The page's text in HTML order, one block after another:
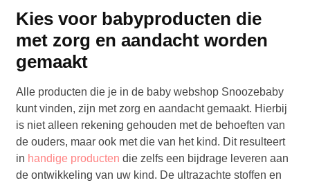
Kies voor babyproducten die
met zorg en aandacht worden
gemaakt
Alle producten die je in de baby webshop Snoozebaby
kunt vinden, zijn met zorg en aandacht gemaakt. Hierbij
is niet alleen rekening gehouden met de behoeften van
de ouders, maar ook met die van het kind. Dit resulteert
in handige producten die zelfs een bijdrage leveren aan
de ontwikkeling van uw kind. De ultrazachte stoffen en